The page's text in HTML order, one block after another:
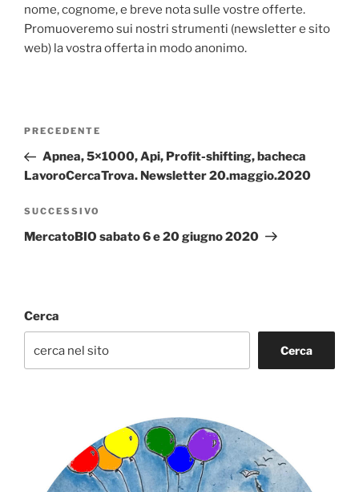
nome, cognome, e breve nota sulle vostre offerte.
Promuoveremo sui nostri strumenti (newsletter e sito
web) la vostra offerta in modo anonimo.
Navigazione
Articolo
precedente:
PRECEDENTE
Apnea, 5×1000, Api, Profit-shifting, bacheca
LavoroCercaTrova. Newsletter 20.maggio.2020
Articolo
successivo
SUCCESSIVO
MercatoBIO sabato 6 e 20 giugno 2020
Cerca
Cerca